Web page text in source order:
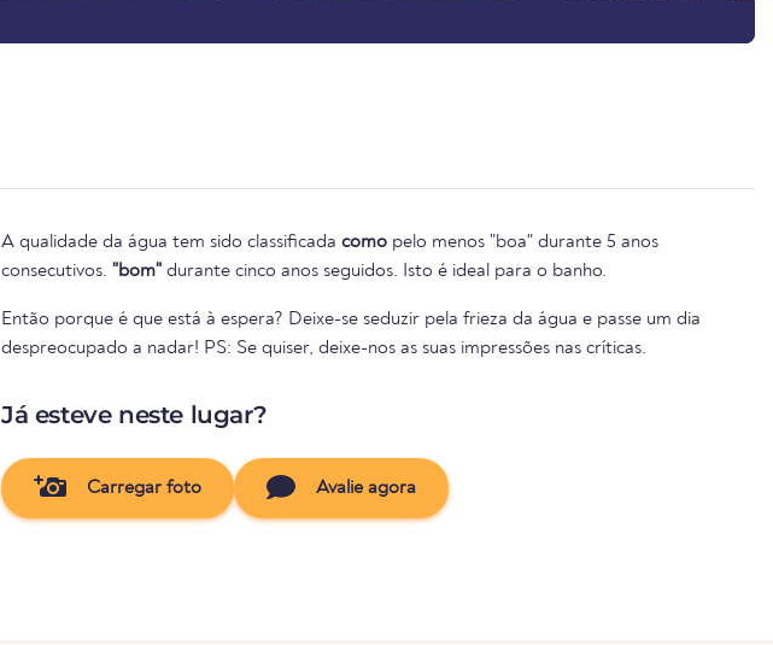
A qualidade da água tem sido classificada como pelo menos "boa" durante 5 anos
consecutivos. "bom" durante cinco anos seguidos. Isto é ideal para o banho.
Então porque é que está à espera? Deixe-se seduzir pela frieza da água e passe um dia
despreocupado a nadar! PS: Se quiser, deixe-nos as suas impressões nas críticas.
Já esteve neste lugar?
Carregar foto Avalie agora